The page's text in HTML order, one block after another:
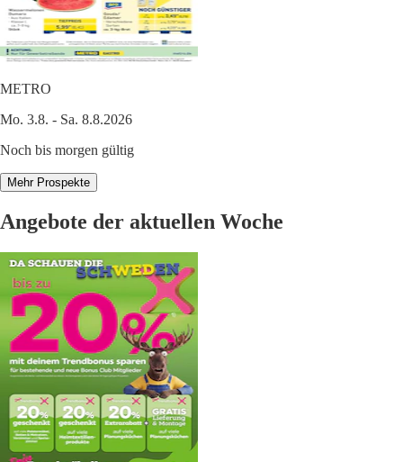
METRO
Mo. 3.8. - Sa. 8.8.2026
Noch bis morgen gültig
Mehr Prospekte
Angebote der aktuellen Woche